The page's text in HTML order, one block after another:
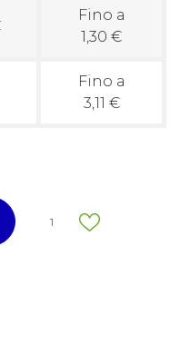
Fino a
1,30 €
Fino a
3,11 €
1